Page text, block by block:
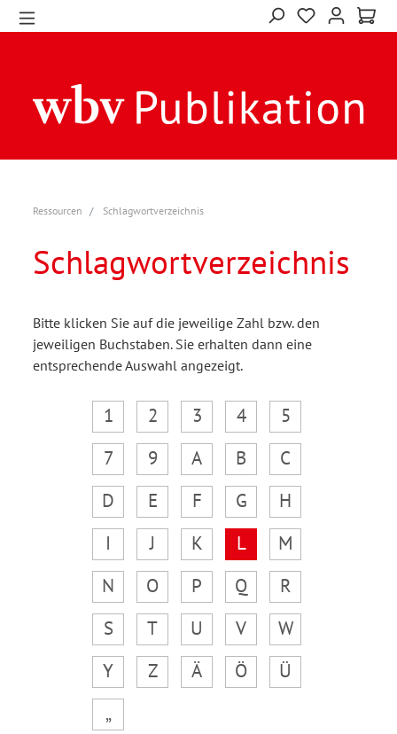
Ressourcen Schlagwortverzeichnis
Schlagwortverzeichnis
Bitte klicken Sie auf die jeweilige Zahl bzw. den
jeweiligen Buchstaben. Sie erhalten dann eine
entsprechende Auswahl angezeigt.
1 2 3 4
5
7
9 A B
C
D
E F G
H
I
J K L
M
N
O P Q
R
S
T U V
W
Y
Z Ä Ö
Ü
„